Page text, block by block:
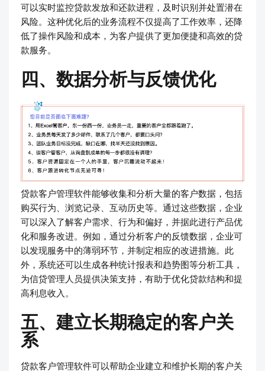
可以实时监控贷款发放和还款进程，及时识别并处置潜在
风险。这种优化后的业务流程不仅提高了工作效率，还降
低了操作风险和成本，为客户提供了更加便捷和高效的贷
款服务。
四、数据分析与反馈优化
贷款客户管理软件能够收集和分析大量的客户数据，包括
购买行为、浏览记录、互动历史等。通过这些数据，企业
可以深入了解客户需求、行为和偏好，并据此进行产品优
化和服务改进。例如，通过分析客户的反馈数据，企业可
以发现服务中的薄弱环节，并制定相应的改进措施。此
外，系统还可以生成各种统计报表和趋势图等分析工具，
为信贷管理人员提供决策支持，有助于优化贷款结构和提
高利息收入。
五、建立长期稳定的客户关
系
贷款客户管理软件可以帮助企业建立和维护长期的客户关